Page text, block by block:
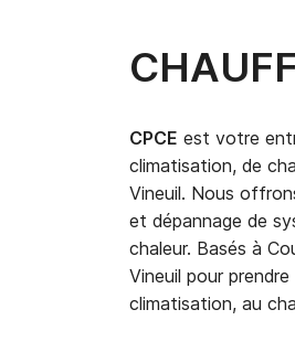
Code captcha
En cochant cette case, vous
commerciales à l'adresse email
à tout moment en utilisantle
CPCE est votre
climatisation, de
Vineuil. Nous
et dépannage de
chaleur. Basés à
Vineuil pour
climatisation, au